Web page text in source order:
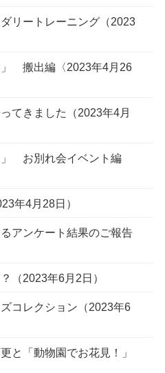
リートレーニング（2023
」 搬出編〈2023年4月26
てきました（2023年4月
」 お別れ会イベント編
年4月28日）
アンケート結果のご報告
（2023年6月2日）
コレクション（2023年6
と「動物園でお花見！」